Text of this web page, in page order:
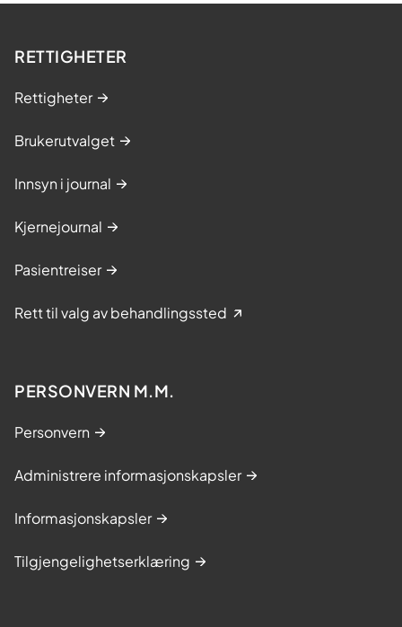
RETTIGHETER
Rettigheter
Brukerutvalget
Innsyn i journal
Kjernejournal
Pasientreiser
Rett til valg av behandlingssted
PERSONVERN M.M.
Personvern
Administrere informasjonskapsler
Informasjonskapsler
Tilgjengelighetserklæring